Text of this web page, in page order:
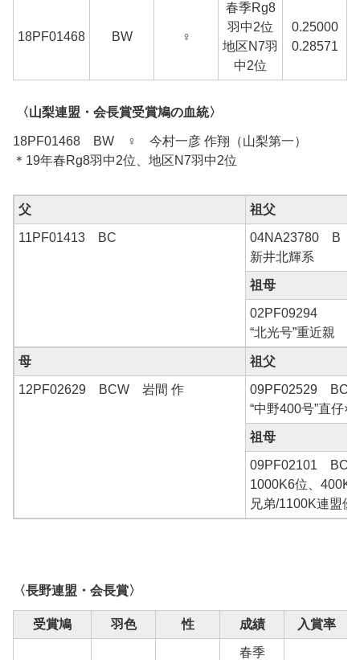
18PF01468 BW ♀
春季Rg8
羽中2位
地区N7羽
中2位
0.25000
0.28571
〈山梨連盟・会長賞受賞鳩の血統〉
18PF01468 BW ♀ 今村一彦 作翔（山梨第一）
＊19年春Rg8羽中2位、地区N7羽中2位
父 祖父
11PF01413 BC
04NA23780 B
新井北輝系
祖母
02PF09294
“北光号”重近親
母 祖父
12PF02629 BCW 岩間 作
09PF02529
“中野400号”直仔×
祖母
09PF02101
1000K6位、
兄弟/1100K連盟優
〈長野連盟・会長賞〉
受賞鳩 羽色 性 成績 入賞率
春季